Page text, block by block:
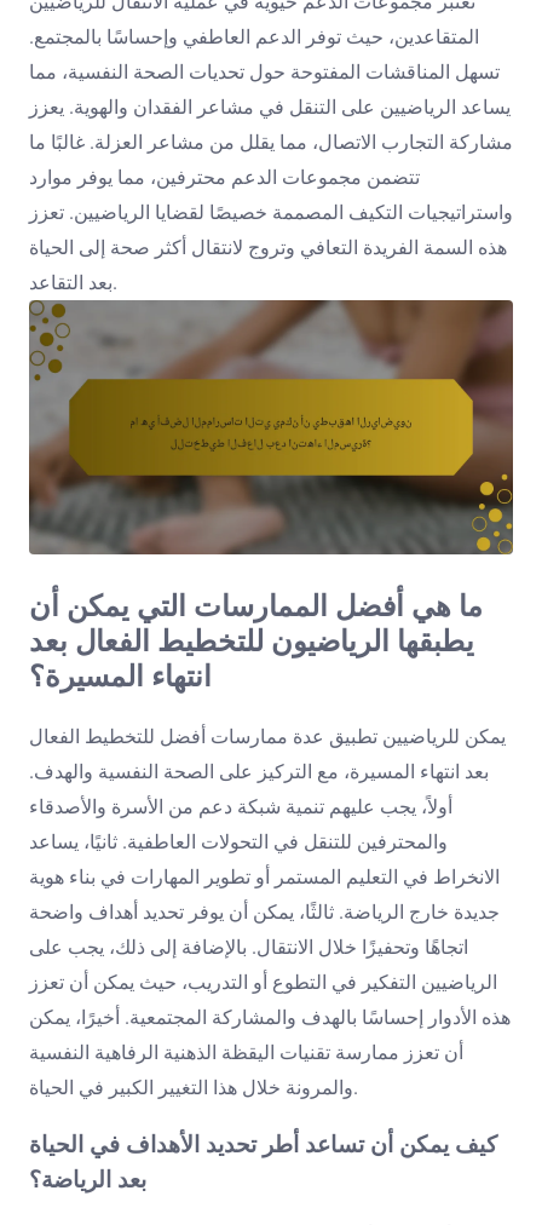
المتقاعدين، حيث توفر الدعم العاطفي وإحساسًا بالمجتمع.
تسهل المناقشات المفتوحة حول تحديات الصحة النفسية، مما
يساعد الرياضيين على التنقل في مشاعر الفقدان والهوية. يعزز
مشاركة التجارب الاتصال، مما يقلل من مشاعر العزلة. غالبًا ما
تتضمن مجموعات الدعم محترفين، مما يوفر موارد
واستراتيجيات التكيف المصممة خصيصًا لقضايا الرياضيين. تعزز
هذه السمة الفريدة التعافي وتروج لانتقال أكثر صحة إلى الحياة
بعد التقاعد.
ما هي أفضل الممارسات التي يمكن أن
يطبقها الرياضيون للتخطيط الفعال بعد
انتهاء المسيرة؟
يمكن للرياضيين تطبيق عدة ممارسات أفضل للتخطيط الفعال
بعد انتهاء المسيرة، مع التركيز على الصحة النفسية والهدف.
أولاً، يجب عليهم تنمية شبكة دعم من الأسرة والأصدقاء
والمحترفين للتنقل في التحولات العاطفية. ثانيًا، يساعد
الانخراط في التعليم المستمر أو تطوير المهارات في بناء هوية
جديدة خارج الرياضة. ثالثًا، يمكن أن يوفر تحديد أهداف واضحة
اتجاهًا وتحفيزًا خلال الانتقال. بالإضافة إلى ذلك، يجب على
الرياضيين التفكير في التطوع أو التدريب، حيث يمكن أن تعزز
هذه الأدوار إحساسًا بالهدف والمشاركة المجتمعية. أخيرًا، يمكن
أن تعزز ممارسة تقنيات اليقظة الذهنية الرفاهية النفسية
والمرونة خلال هذا التغيير الكبير في الحياة.
كيف يمكن أن تساعد أطر تحديد الأهداف في الحياة
بعد الرياضة؟